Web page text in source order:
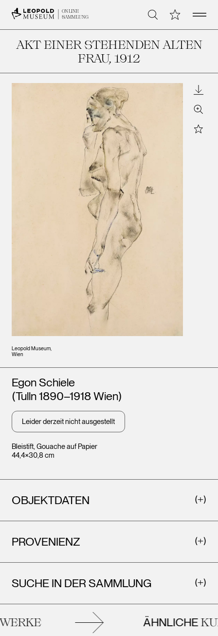
ONLINE
SAMMLUNG
Suche Meine Open
AKT EINER STEHENDEN ALTEN
FRAU, 1912
Leopold Museum,
Wien
Zoom
Star
Bleistift, Gouache auf Papier
44,4×30,8 cm
Künstler*innen
Egon Schiele
(Tulln 1890–1918 Wien)
Leider derzeit nicht ausgestellt
OBJEKTDATEN
PROVENIENZ
SUCHE IN DER SAMMLUNG
ÄHNLICHE